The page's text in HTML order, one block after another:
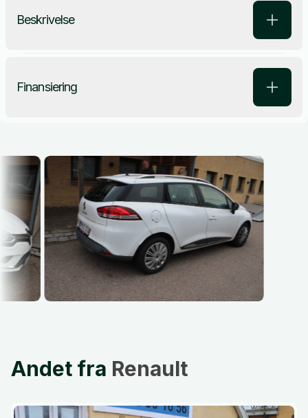
Beskrivelse
Finansiering
Andet fra Renault